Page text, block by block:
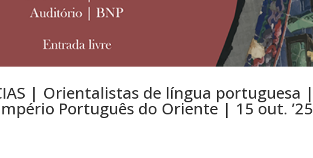
| Orientalistas de língua portuguesa |
Português do Oriente | 15 out. ’25